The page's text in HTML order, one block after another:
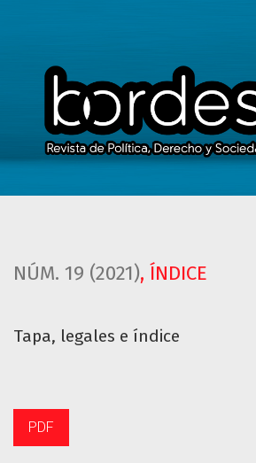
NÚM. 19 (2021), ÍNDICE
Tapa, legales e índice
PDF